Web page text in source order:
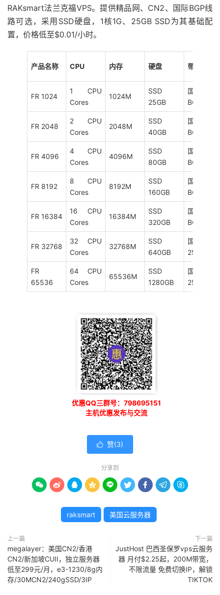
RAKsmart法兰克福VPS。提供精品网、CN2、国际BGP线
路可选，采用SSD硬盘，1核1G、25GB SSD为其基础配
置，价格低至$0.01/小时。
产品名称 CPU 内存 硬盘 带宽
FR 1024
1 CPU
Cores
1024M
SSD
25GB
国际
BGP/10M
FR 2048
2 CPU
Cores
2048M
SSD
40GB
国际
BGP/10M
FR 4096
4 CPU
Cores
4096M
SSD
80GB
国际
BGP/20M
FR 8192
8 CPU
Cores
8192M
SSD
160GB
国际
BGP/25M
FR 16384
16 CPU
Cores
16384M
SSD
320GB
国际
BGP/25M
FR 32768
32 CPU
Cores
32768M
SSD
640GB
国际BGP
25M
FR
65536
64 CPU
Cores
65536M
SSD
1280GB
国际BGP
25M
优惠QQ三群号：798695151
主机优惠发布与交流
 赞(3)
分享到
        
raksmart 美国云服务器
上一篇
megalayer：美国CN2/香港
CN2/新加坡CUII，独立服务器
低至299元/月，e3-1230/8g内
存/30MCN2/240gSSD/3IP
下一篇
JustHost 巴西圣保罗vps云服务
器 月付$2.25起，200M带宽，
不限流量 免费切换IP，解锁
TIKTOK